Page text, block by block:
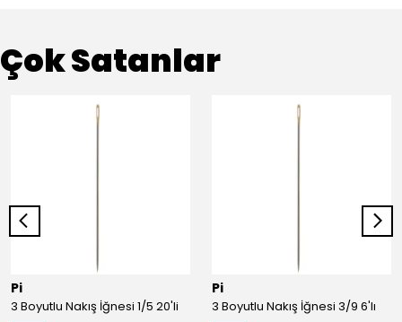
Çok Satanlar
Pi
3 Boyutlu Nakış İğnesi 1/5 20'li
Pi
3 Boyutlu Nakış İğnesi 3/9 6'lı